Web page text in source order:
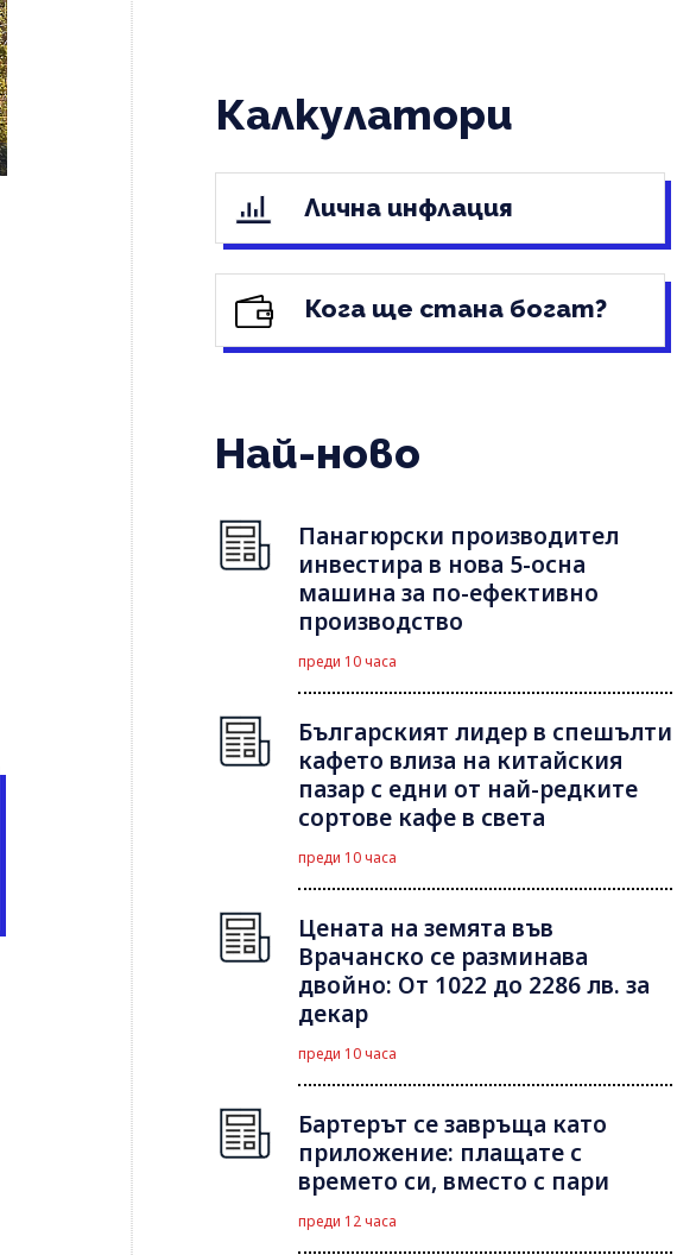
Калкулатори
Лична инфлация
Кога ще стана богат?
Най-ново
Панагюрски производител
инвестира в нова 5-осна
машина за по-ефективно
производство
преди 10 часа
Българският лидер в спешълти
кафето влиза на китайския
пазар с едни от най-редките
сортове кафе в света
преди 10 часа
Цената на земята във
Врачанско се разминава
двойно: От 1022 до 2286 лв. за
декар
преди 10 часа
Бартерът се завръща като
приложение: плащате с
времето си, вместо с пари
преди 12 часа